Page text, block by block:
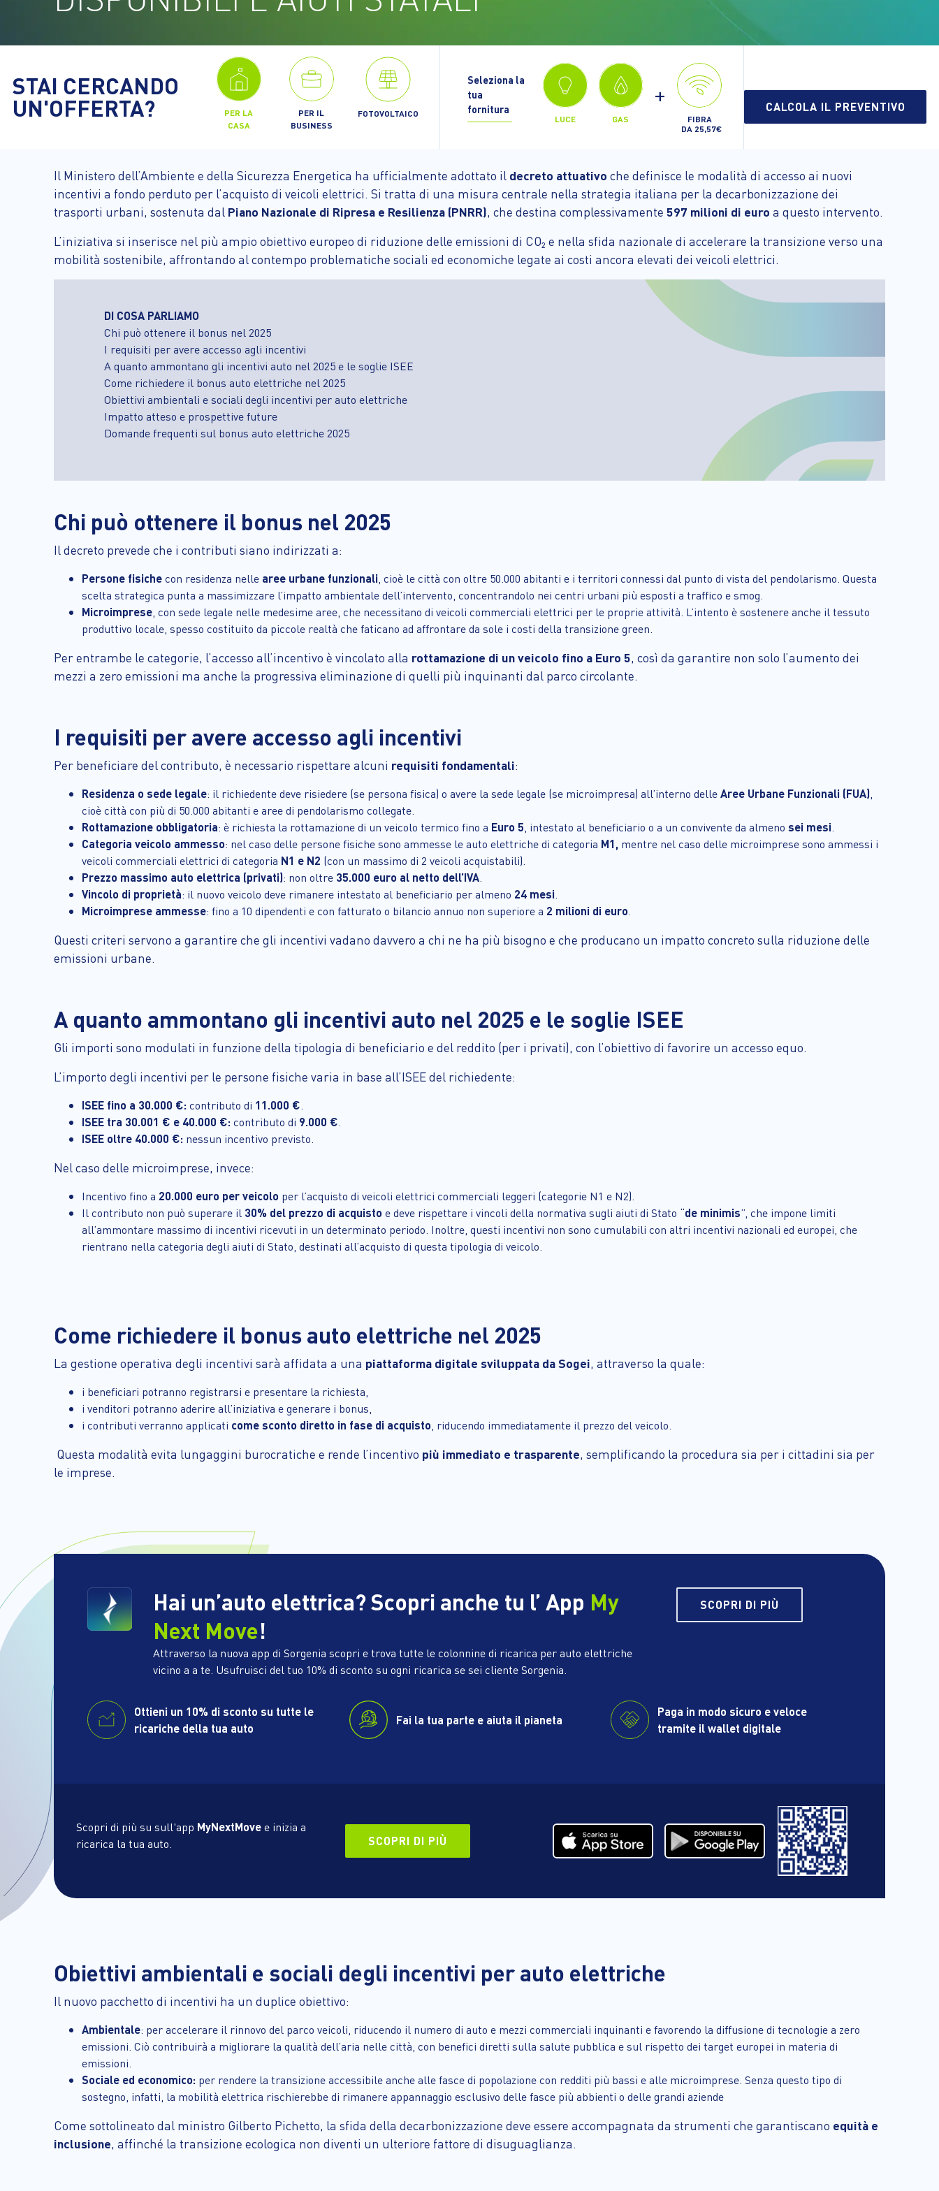
STAI CERCANDO
UN'OFFERTA?
PER LA
CASA
PER IL
BUSINESS
FOTOVOLTAICO
Seleziona la
tua
fornitura
LUCE GAS
+
FIBRA
DA 25,57€
CALCOLA IL PREVENTIVO
Il Ministero dell’Ambiente e della Sicurezza Energetica ha ufficialmente adottato il decreto attuativo che definisce le modalità di accesso ai nuovi
incentivi a fondo perduto per l’acquisto di veicoli elettrici. Si tratta di una misura centrale nella strategia italiana per la decarbonizzazione dei
trasporti urbani, sostenuta dal Piano Nazionale di Ripresa e Resilienza (PNRR), che destina complessivamente 597 milioni di euro a questo intervento.
L’iniziativa si inserisce nel più ampio obiettivo europeo di riduzione delle emissioni di CO₂ e nella sfida nazionale di accelerare la transizione verso una
mobilità sostenibile, affrontando al contempo problematiche sociali ed economiche legate ai costi ancora elevati dei veicoli elettrici.
DI COSA PARLIAMO
Chi può ottenere il bonus nel 2025
I requisiti per avere accesso agli incentivi
A quanto ammontano gli incentivi auto nel 2025 e le soglie ISEE
Come richiedere il bonus auto elettriche nel 2025
Obiettivi ambientali e sociali degli incentivi per auto elettriche
Impatto atteso e prospettive future
Domande frequenti sul bonus auto elettriche 2025
Chi può ottenere il bonus nel 2025
Il decreto prevede che i contributi siano indirizzati a:
Persone fisichecon residenza nelle aree urbane funzionali , cioè le città con oltre 50.000 abitanti e i territori connessi dal punto di vista del pendolarismo. Questa
scelta strategica punta a massimizzare l’impatto ambientale dell’intervento, concentrandolo nei centri urbani più esposti a traffico e smog.
Microimprese , con sede legale nelle medesime aree, che necessitano di veicoli commerciali elettrici per le proprie attività. L’intento è sostenere anche il tessuto
produttivo locale, spesso costituito da piccole realtà che faticano ad affrontare da sole i costi della transizione green.
Per entrambe le categorie, l’accesso all’incentivo è vincolato alla rottamazione di un veicolo fino a Euro 5, così da garantire non solo l’aumento dei
mezzi a zero emissioni ma anche la progressiva eliminazione di quelli più inquinanti dal parco circolante.
I requisiti per avere accesso agli incentivi
Per beneficiare del contributo, è necessario rispettare alcuni requisiti fondamentali:
Residenza o sede legale: il richiedente deve risiedere (se persona fisica) o avere la sede legale (se microimpresa) all’interno delleAree Urbane Funzionali (FUA)
cioè città con più di 50.000 abitanti e aree di pendolarismo collegate.
Rottamazione obbligatoria: è richiesta la rottamazione di un veicolo termico fino a Euro 5 , intestato al beneficiario o a un convivente da almeno sei mesi
Categoria veicolo ammesso: nel caso delle persone fisiche sono ammesse le auto elettriche di categoria M1, mentre nel caso delle microimprese sono ammessi i
veicoli commerciali elettrici di categoria N1 e N2 (con un massimo di 2 veicoli acquistabili).
Prezzo massimo auto elettrica (privati): non oltre 35.000 euro al netto dell’IVA
Vincolo di proprietà: il nuovo veicolo deve rimanere intestato al beneficiario per almeno 24 mesi
Microimprese ammesse: fino a 10 dipendenti e con fatturato o bilancio annuo non superiore a 2 milioni di euro
Questi criteri servono a garantire che gli incentivi vadano davvero a chi ne ha più bisogno e che producano un impatto concreto sulla riduzione delle
emissioni urbane.
A quanto ammontano gli incentivi auto nel 2025 e le soglie ISEE
Gli importi sono modulati in funzione della tipologia di beneficiario e del reddito (per i privati), con l’obiettivo di favorire un accesso equo.
L’importo degli incentivi per le persone fisiche varia in base all’ISEE del richiedente:
ISEE fino a 30.000 €: contributo di 11.000 €
ISEE tra 30.001 € e 40.000 €: contributo di 9.000 €
ISEE oltre 40.000 €: nessun incentivo previsto.
Nel caso delle microimprese, invece:
Incentivo fino a 20.000 euro per veicolo per l’acquisto di veicoli elettrici commerciali leggeri (categorie N1 e N2).
Il contributo non può superare il 30% del prezzo di acquisto e deve rispettare i vincoli della normativa sugli aiuti di Stato “de minimis”, che impone limiti
all’ammontare massimo di incentivi ricevuti in un determinato periodo. Inoltre, questi incentivi non sono cumulabili con altri incentivi nazionali ed europei, che
rientrano nella categoria degli aiuti di Stato, destinati all’acquisto di questa tipologia di veicolo.
Come richiedere il bonus auto elettriche nel 2025
La gestione operativa degli incentivi sarà affidata a una piattaforma digitale sviluppata da Sogei, attraverso la quale:
i beneficiari potranno registrarsi e presentare la richiesta,
i venditori potranno aderire all’iniziativa e generare i bonus,
i contributi verranno applicati come sconto diretto in fase di acquisto , riducendo immediatamente il prezzo del veicolo.
Questa modalità evita lungaggini burocratiche e rende l’incentivo più immediato e trasparente, semplificando la procedura sia per i cittadini sia per
le imprese.
Hai un’auto elettrica? Scopri anche tu l’ App My
Next Move!
Attraverso la nuova app di Sorgenia scopri e trova tutte le colonnine di ricarica per auto elettriche
vicino a a te. Usufruisci del tuo 10% di sconto su ogni ricarica se sei cliente Sorgenia.
SCOPRI DI PIÙ
Ottieni un 10% di sconto su tutte le
ricariche della tua auto
Fai la tua parte e aiuta il pianeta
Paga in modo sicuro e veloce
tramite il wallet digitale
Scopri di più su sull'app MyNextMovee inizia a
ricarica la tua auto.
SCOPRI DI PIÙ
Obiettivi ambientali e sociali degli incentivi per auto elettriche
Il nuovo pacchetto di incentivi ha un duplice obiettivo:
Ambientale: per accelerare il rinnovo del parco veicoli, riducendo il numero di auto e mezzi commerciali inquinanti e favorendo la diffusione di tecnologie a zero
emissioni. Ciò contribuirà a migliorare la qualità dell’aria nelle città, con benefici diretti sulla salute pubblica e sul rispetto dei target europei in materia di
emissioni.
Sociale ed economico: per rendere la transizione accessibile anche alle fasce di popolazione con redditi più bassi e alle microimprese. Senza questo tipo di
sostegno, infatti, la mobilità elettrica rischierebbe di rimanere appannaggio esclusivo delle fasce più abbienti o delle grandi aziende
Come sottolineato dal ministro Gilberto Pichetto, la sfida della decarbonizzazione deve essere accompagnata da strumenti che garantiscano equità e
inclusione, affinché la transizione ecologica non diventi un ulteriore fattore di disuguaglianza.